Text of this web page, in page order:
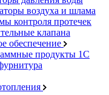
воздуха и шлама
контроля протечек
клапана
обеспечение
продукты 1С